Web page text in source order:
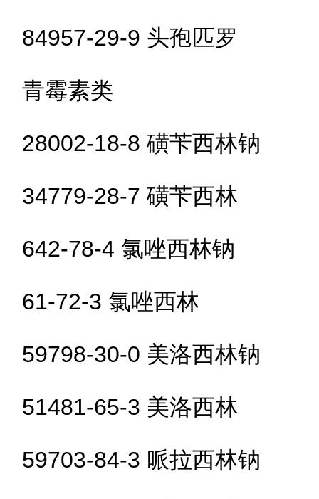
84957-29-9 头孢匹罗
青霉素类
28002-18-8 磺苄西林钠
34779-28-7 磺苄西林
642-78-4 氯唑西林钠
61-72-3 氯唑西林
59798-30-0 美洛西林钠
51481-65-3 美洛西林
59703-84-3 哌拉西林钠